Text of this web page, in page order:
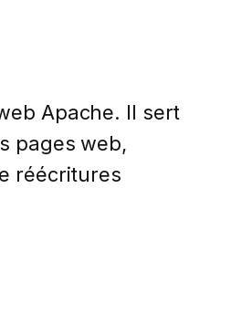
Apache. Il sert
pages web,
réécritures